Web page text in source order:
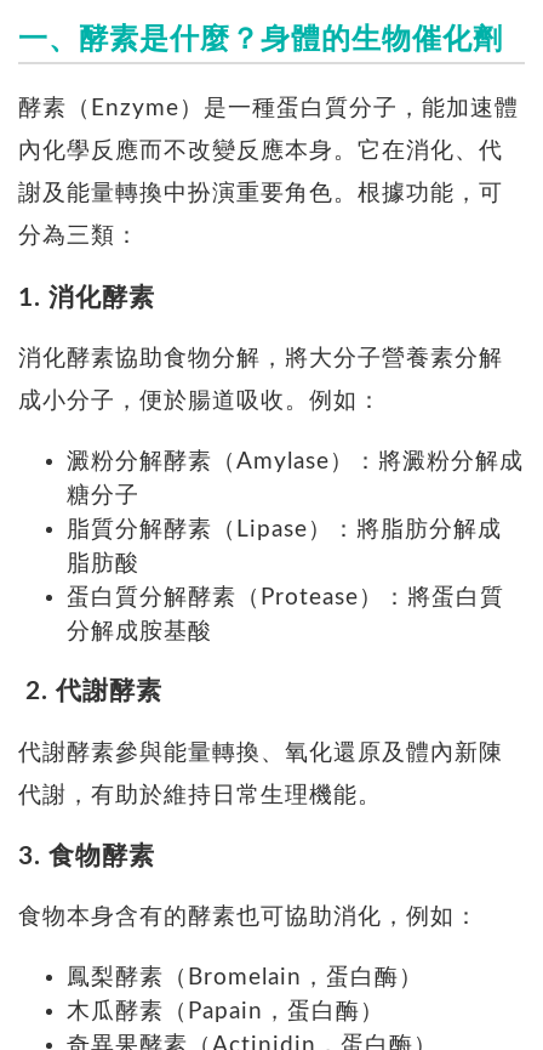
一、酵素是什麼？身體的生物催化劑
酵素（Enzyme）是一種蛋白質分子，能加速體
內化學反應而不改變反應本身。它在消化、代
謝及能量轉換中扮演重要角色。根據功能，可
分為三類：
1. 消化酵素
消化酵素協助食物分解，將大分子營養素分解
成小分子，便於腸道吸收。例如：
澱粉分解酵素（Amylase）：將澱粉分解成
糖分子
脂質分解酵素（Lipase）：將脂肪分解成
脂肪酸
蛋白質分解酵素（Protease）：將蛋白質
分解成胺基酸
2. 代謝酵素
代謝酵素參與能量轉換、氧化還原及體內新陳
代謝，有助於維持日常生理機能。
3. 食物酵素
食物本身含有的酵素也可協助消化，例如：
鳳梨酵素（Bromelain，蛋白酶）
木瓜酵素（Papain，蛋白酶）